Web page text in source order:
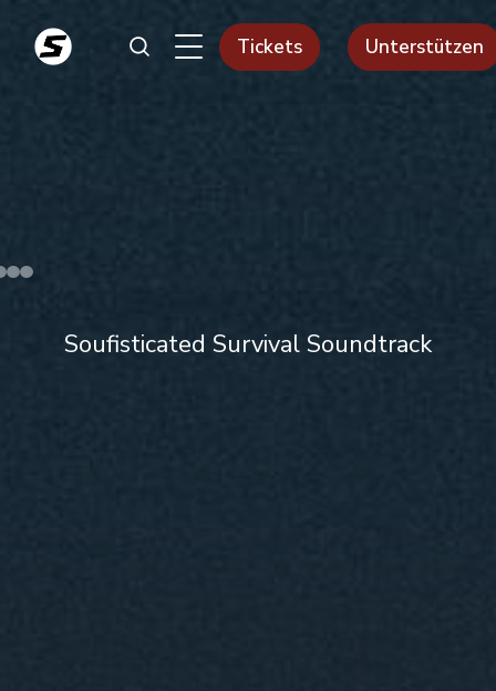
Tickets Unterstützen
Soufisticated Survival Soundtrack